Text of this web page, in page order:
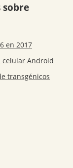
sobre
en 2017
celular Android
transgénicos